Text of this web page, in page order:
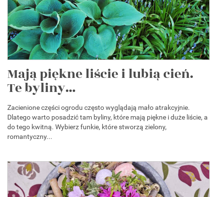
Mają piękne liście i lubią cień.
Te byliny...
Zacienione części ogrodu często wyglądają mało atrakcyjnie.
Dlatego warto posadzić tam byliny, które mają piękne i duże liście, a
do tego kwitną. Wybierz funkie, które stworzą zielony,
romantyczny...